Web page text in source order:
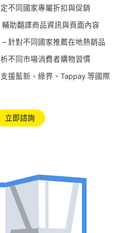
不同國家專屬折扣與促銷
輔助翻譯商品資訊與頁面內容
– 針對不同國家推薦在地熱銷品
不同市場消費者購物習慣
援藍新、綠界、Tappay 等國際
立即諮詢